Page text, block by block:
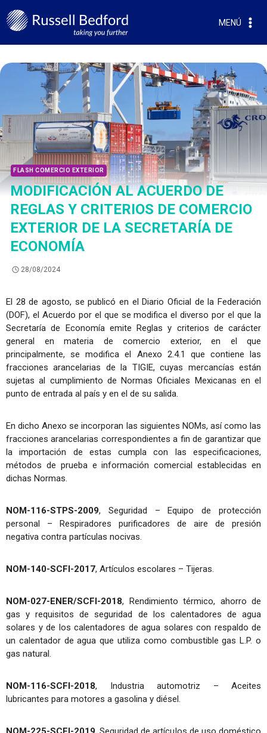
MENÚ
FLASH COMERCIO EXTERIOR
MODIFICACIÓN AL ACUERDO DE
REGLAS Y CRITERIOS DE COMERCIO
EXTERIOR DE LA SECRETARÍA DE
ECONOMÍA
28/08/2024
El 28 de agosto, se publicó en el Diario Oficial de la Federación
(DOF), el Acuerdo por el que se modifica el diverso por el que la
Secretaría de Economía emite Reglas y criterios de carácter
general en materia de comercio exterior, en el que
principalmente, se modifica el Anexo 2.4.1 que contiene las
fracciones arancelarias de la TIGIE, cuyas mercancías están
sujetas al cumplimiento de Normas Oficiales Mexicanas en el
punto de entrada al país y en el de su salida.
En dicho Anexo se incorporan las siguientes NOMs, así como las
fracciones arancelarias correspondientes a fin de garantizar que
la importación de estas cumpla con las especificaciones,
métodos de prueba e información comercial establecidas en
dichas Normas.
NOM-116-STPS-2009, Seguridad – Equipo de protección
personal – Respiradores purificadores de aire de presión
negativa contra partículas nocivas.
NOM-140-SCFI-2017, Artículos escolares – Tijeras.
NOM-027-ENER/SCFI-2018, Rendimiento térmico, ahorro de
gas y requisitos de seguridad de los calentadores de agua
solares y de los calentadores de agua solares con respaldo de
un calentador de agua que utiliza como combustible gas L.P. o
gas natural.
NOM-116-SCFI-2018, Industria automotriz – Aceites
lubricantes para motores a gasolina y diésel.